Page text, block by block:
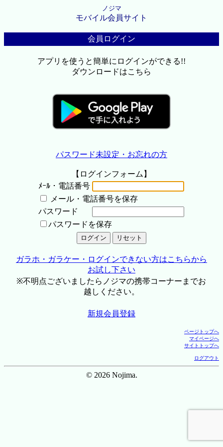
ノジマ
モバイル会員サイト
会員ログイン
アプリを使うと簡単にログインができる!!
ダウンロードはこちら
パスワード未設定・お忘れの方
【ログインフォーム】
ﾒｰﾙ・電話番号
メール・電話番号を保存
パスワード
パスワードを保存
ガラホ・ガラケー・ログインできない方はこちらから
お試し下さい
※不明点ございましたらノジマの携帯コーナーまでお
越しください。
新規会員登録
ページトップへ
マイページへ
サイトトップへ
ログアウト
© 2026 Nojima.